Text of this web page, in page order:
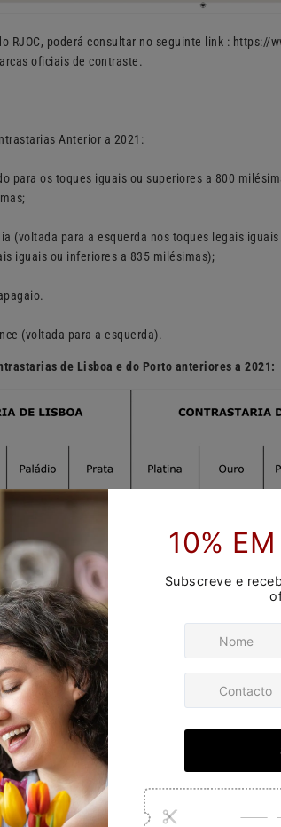
RJOC, poderá consultar no seguinte link :
oficiais de contraste.
Anterior a 2021:
para os toques iguais ou superiores a 800
(voltada para a esquerda nos toques legais
iguais ou inferiores a 835 milésimas);
(voltada para a esquerda).
de Lisboa e do Porto anteriores a 2021: